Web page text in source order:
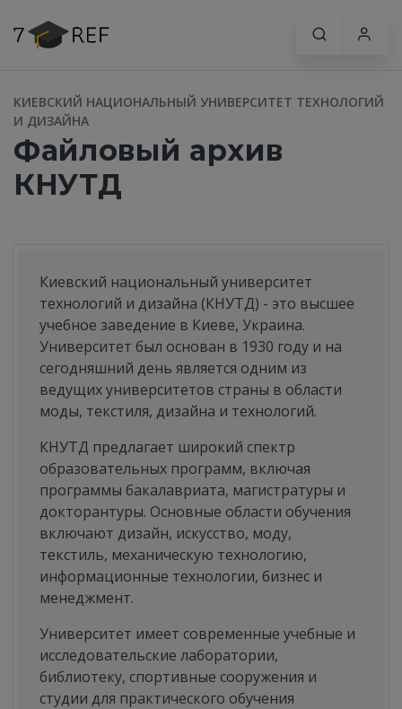
КИЕВСКИЙ НАЦИОНАЛЬНЫЙ УНИВЕРСИТЕТ ТЕХНОЛОГИЙ
И ДИЗАЙНА
Файловый архив
КНУТД
Киевский национальный университет
технологий и дизайна (КНУТД) - это высшее
учебное заведение в Киеве, Украина.
Университет был основан в 1930 году и на
сегодняшний день является одним из
ведущих университетов страны в области
моды, текстиля, дизайна и технологий.
КНУТД предлагает широкий спектр
образовательных программ, включая
программы бакалавриата, магистратуры и
докторантуры. Основные области обучения
включают дизайн, искусство, моду,
текстиль, механическую технологию,
информационные технологии, бизнес и
менеджмент.
Университет имеет современные учебные и
исследовательские лаборатории,
библиотеку, спортивные сооружения и
студии для практического обучения